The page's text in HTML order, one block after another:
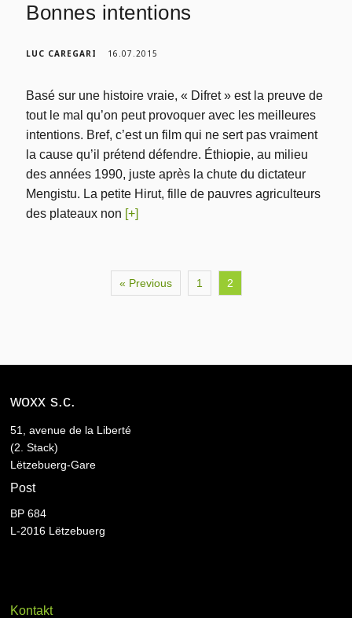
Bonnes intentions
LUC CAREGARI 16.07.2015
Basé sur une histoire vraie, « Difret » est la preuve de
tout le mal qu’on peut provoquer avec les meilleures
intentions. Bref, c’est un film qui ne sert pas vraiment
la cause qu’il prétend défendre. Éthiopie, au milieu
des années 1990, juste après la chute du dictateur
Mengistu. La petite Hirut, fille de pauvres agriculteurs
des plateaux non [+]
« Previous 1 2
woxx s.c.
51, avenue de la Liberté
(2. Stack)
Lëtzebuerg-Gare
Post
BP 684
L-2016 Lëtzebuerg
Kontakt